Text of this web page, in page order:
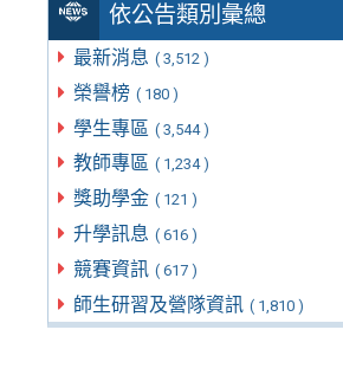
依公告類別彙總
最新消息 ( 3,512 )
榮譽榜 ( 180 )
學生專區 ( 3,544 )
教師專區 ( 1,234 )
獎助學金 ( 121 )
升學訊息 ( 616 )
競賽資訊 ( 617 )
師生研習及營隊資訊 ( 1,810 )